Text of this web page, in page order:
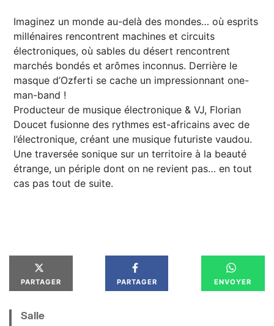
Imaginez un monde au-delà des mondes… où esprits
millénaires rencontrent machines et circuits
électroniques, où sables du désert rencontrent
marchés bondés et arômes inconnus. Derrière le
masque d’Ozferti se cache un impressionnant one-
man-band !
Producteur de musique électronique & VJ, Florian
Doucet fusionne des rythmes est-africains avec de
l’électronique, créant une musique futuriste vaudou.
Une traversée sonique sur un territoire à la beauté
étrange, un périple dont on ne revient pas… en tout
cas pas tout de suite.
PARTAGER PARTAGER ENVOYER
Salle